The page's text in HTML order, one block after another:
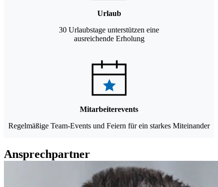
Urlaub
30 Urlaubstage unterstützen eine
ausreichende Erholung
Mitarbeiterevents
Regelmäßige Team-Events und Feiern für ein starkes Miteinander
Ansprechpartner